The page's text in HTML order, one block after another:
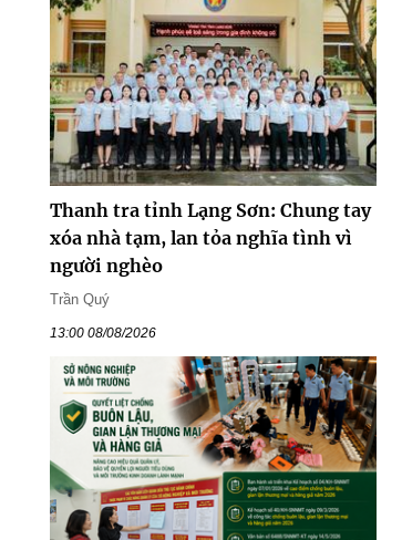
Thanh tra tỉnh Lạng Sơn: Chung tay
xóa nhà tạm, lan tỏa nghĩa tình vì
người nghèo
Trần Quý
13:00 08/08/2026